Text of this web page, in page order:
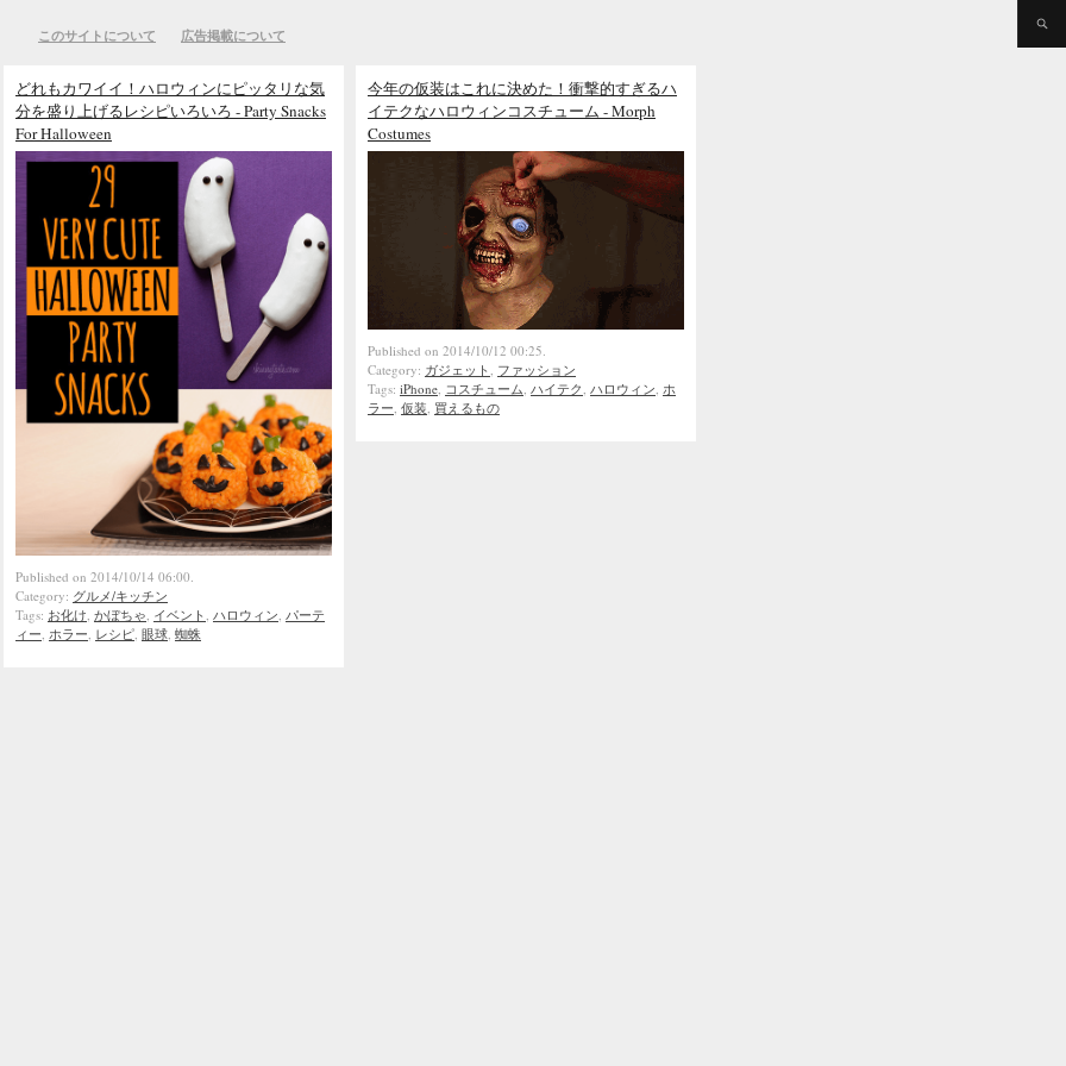
このサイトについて 広告掲載について
どれもカワイイ！ハロウィンにピッタリな気
分を盛り上げるレシピいろいろ - Party Snacks
For Halloween
Published on 2014/10/14 06:00.
Category: グルメ/キッチン
Tags: お化け, かぼちゃ, イベント, ハロウィン, パーテ
ィー, ホラー, レシピ, 眼球, 蜘蛛
今年の仮装はこれに決めた！衝撃的すぎるハ
イテクなハロウィンコスチューム - Morph
Costumes
Published on 2014/10/12 00:25.
Category: ガジェット, ファッション
Tags: iPhone, コスチューム, ハイテク, ハロウィン, ホ
ラー, 仮装, 買えるもの